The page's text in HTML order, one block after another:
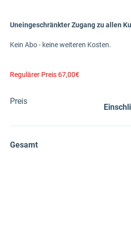
Uneingeschränkter Zugang zu allen
Kein Abo - keine weiteren Kosten.
Regulärer Preis 67,00€
Preis
Gesamt